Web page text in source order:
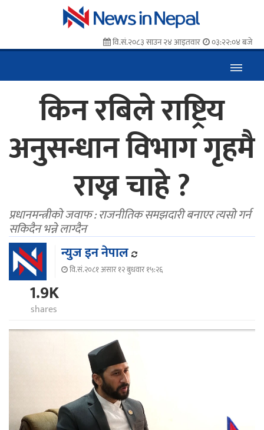
वि.सं.२०८३ साउन २४ आइतवार ०३:२२:०५ बजे
किन रबिले राष्ट्रिय
अनुसन्धान विभाग गृहमै
राख्न चाहे ?
प्रधानमन्त्रीको जवाफ : राजनीतिक समझदारी बनाएर त्यसो गर्न
सकिदैन भन्ने लाग्दैन
न्युज इन नेपाल
वि.सं.२०८१ असार १२ बुधवार १५:२६
1.9K
shares